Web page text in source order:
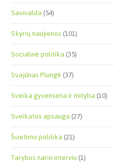
Savivalda(54)
Skyrių naujienos(101)
Socialinė politika(35)
Svajūnas Plungė(37)
Sveika gyvensena ir mityba(10)
Sveikatos apsauga(27)
Švietimo politika(21)
Tarybos nario interviu(1)